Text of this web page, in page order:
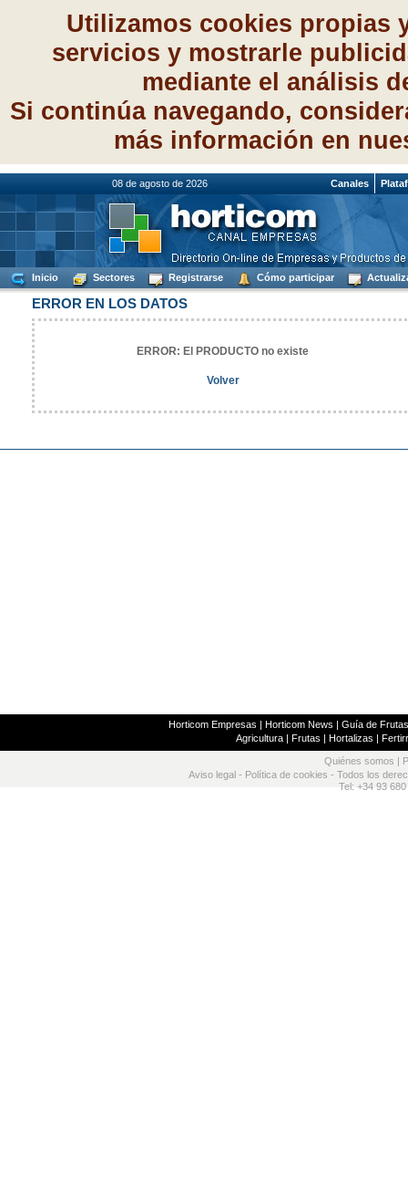
Utilizamos cookies propias
servicios y mostrarle
mediante el análisis
Si continúa navegando,
más información en
08 de agosto de 2026 Canales
Inicio Sectores Registrarse Cómo participar
ERROR EN LOS DATOS
ERROR: El PRODUCTO no existe
Volver
Horticom Empresas | Horticom News | Guía de
Agricultura | Frutas | Hortalizas |
Quiénes somos
Aviso legal - Política de cookies - Todos los
Tel: +34 93